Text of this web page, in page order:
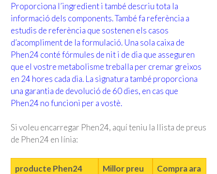
Proporciona l’ingredient i també descriu tota la
informació dels components. També fa referència a
estudis de referència que sostenen els casos
d’acompliment de la formulació. Una sola caixa de
Phen24 conté fórmules de nit i de dia que asseguren
que el vostre metabolisme treballa per cremar greixos
en 24 hores cada dia. La signatura també proporciona
una garantia de devolució de 60 dies, en cas que
Phen24 no funcioni per a vostè.
Si voleu encarregar Phen24, aquí teniu la llista de preus
de Phen24 en línia:
producte Phen24
Millor preu
Compra ara